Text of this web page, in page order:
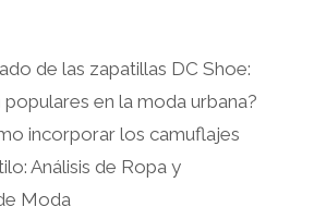
de las zapatillas DC Shoe:
populares en la moda urbana?
incorporar los camuflajes
Análisis de Ropa y
Moda